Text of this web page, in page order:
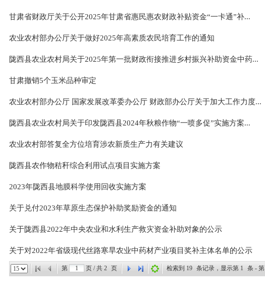
甘肃省财政厅关于公开2025年甘肃省惠民惠农财政补贴资金“一卡通”补...
农业农村部办公厅关于做好2025年高素质农民培育工作的通知
陇西县农业农村局关于2025年第一批财政衔接推进乡村振兴补助资金中药...
甘肃撤销5个玉米品种审定
农业农村部办公厅 国家发展改革委办公厅 财政部办公厅关于加大工作力度...
陇西县农业农村局关于印发陇西县2024年秋粮作物“一喷多促”实施方案...
农业农村部答复全方位培育涉农新质生产力有关建议
陇西县农作物秸秆综合利用试点项目实施方案
2023年陇西县地膜科学使用回收实施方案
关于兑付2023年草原生态保护补助奖励资金的通知
关于陇西县2022年中央农业和水利生产救灾资金补助对象的公示
关于对2022年省级现代丝路寒旱农业中药材产业项目奖补主体名单的公示
第 页 / 共 2 页 检索到 19 条记录，显示第 1 条 - 第